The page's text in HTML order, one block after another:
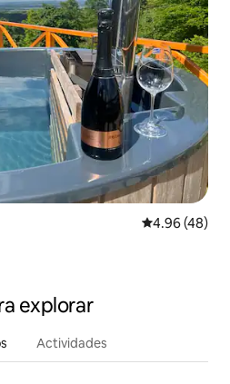
Calificación
4.96 (48)
explorar
Actividades